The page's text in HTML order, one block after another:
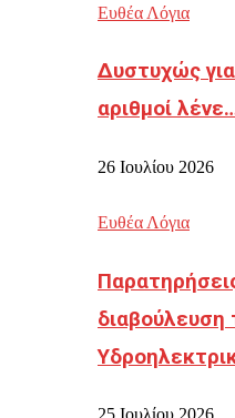
Ευθέα Λόγια
Δυστυχώς
αριθμοί
26 Ιουλίου 2026
Ευθέα Λόγια